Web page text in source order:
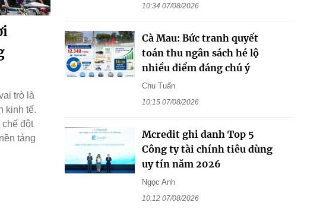
trò là
kinh tế.
đột
tảng
10:34 07/08/2026
Cà Mau: Bức tranh quyết
toán thu ngân sách hé lộ
nhiều điểm đáng chú ý
Chu Tuấn
10:15 07/08/2026
Mcredit ghi danh Top 5
Công ty tài chính tiêu dùng
uy tín năm 2026
Ngọc Anh
10:12 07/08/2026